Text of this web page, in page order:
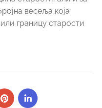
весеља која
границу старости